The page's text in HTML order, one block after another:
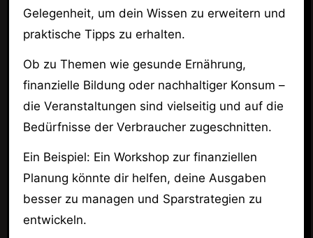
Gelegenheit, um dein Wissen zu erweitern und
praktische Tipps zu erhalten.
Ob zu Themen wie gesunde Ernährung,
finanzielle Bildung oder nachhaltiger Konsum –
die Veranstaltungen sind vielseitig und auf die
Bedürfnisse der Verbraucher zugeschnitten.
Ein Beispiel: Ein Workshop zur finanziellen
Planung könnte dir helfen, deine Ausgaben
besser zu managen und Sparstrategien zu
entwickeln.